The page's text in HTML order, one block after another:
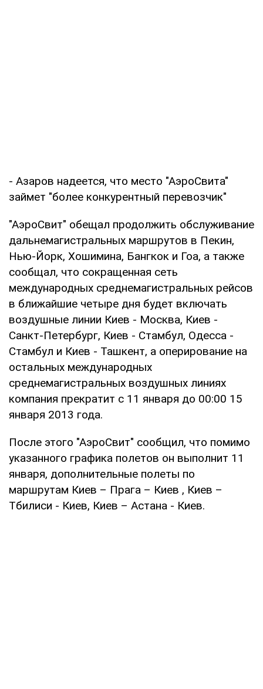
- Азаров надеется, что место "АэроСвита"
займет "более конкурентный перевозчик"
"АэроСвит" обещал продолжить обслуживание
дальнемагистральных маршрутов в Пекин,
Нью-Йорк, Хошимина, Бангкок и Гоа, а также
сообщал, что сокращенная сеть
международных среднемагистральных рейсов
в ближайшие четыре дня будет включать
воздушные линии Киев - Москва, Киев -
Санкт-Петербург, Киев - Стамбул, Одесса -
Стамбул и Киев - Ташкент, а оперирование на
остальных международных
среднемагистральных воздушных линиях
компания прекратит с 11 января до 00:00 15
января 2013 года.
После этого "АэроСвит" сообщил, что помимо
указанного графика полетов он выполнит 11
января, дополнительные полеты по
маршрутам Киев – Прага – Киев , Киев –
Тбилиси - Киев, Киев – Астана - Киев.